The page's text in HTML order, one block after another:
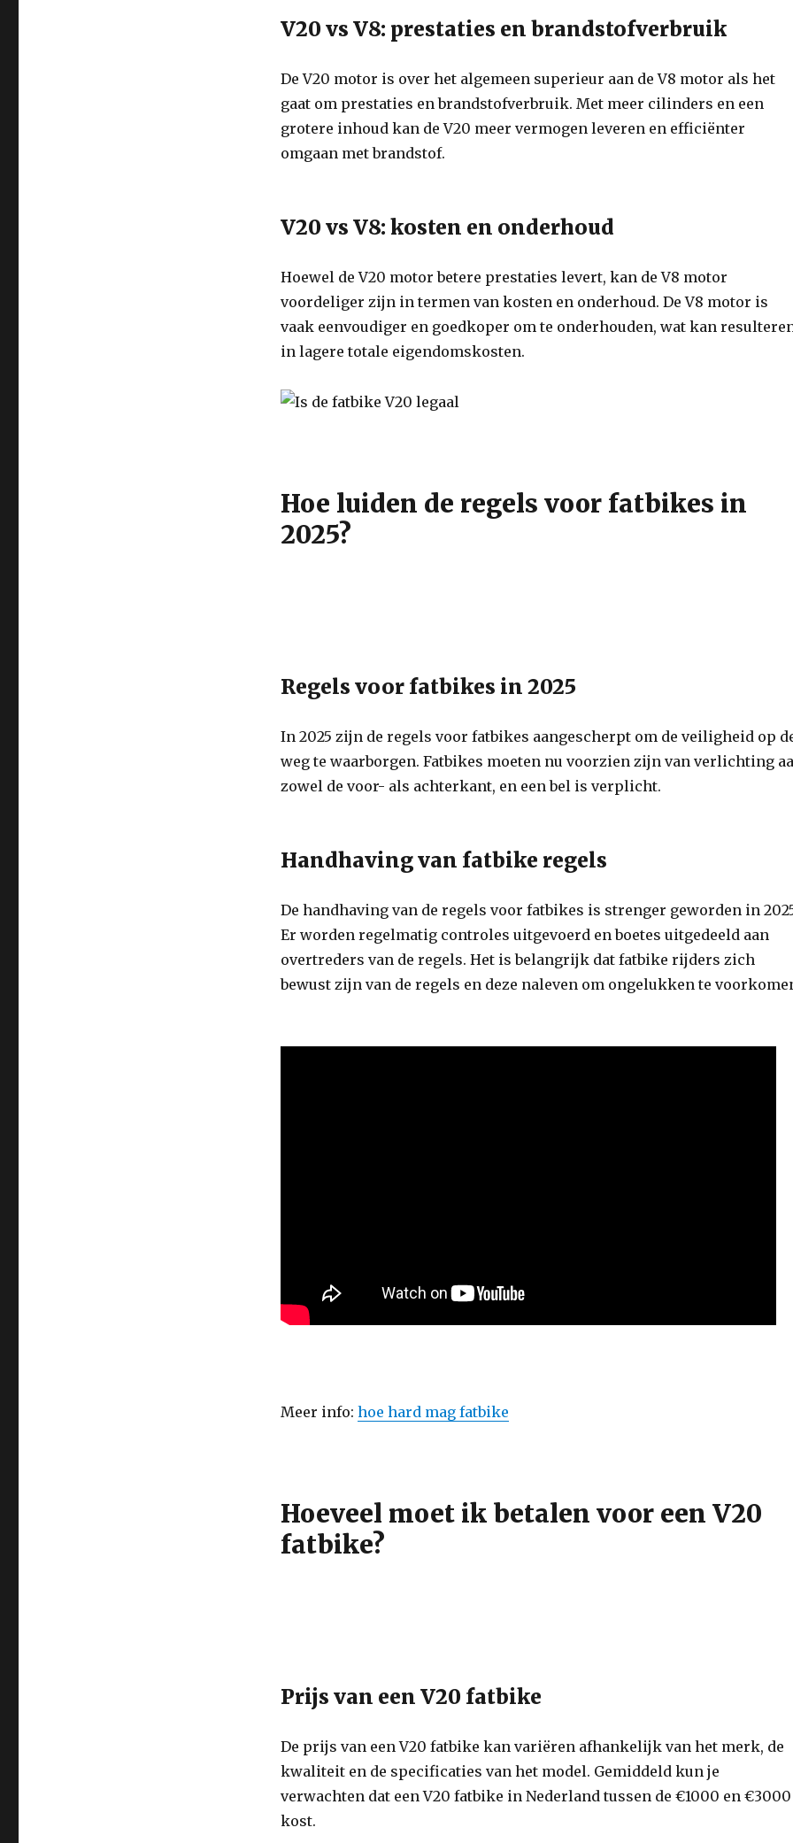
V20 vs V8: prestaties en brandstofverbruik
De V20 motor is over het algemeen superieur aan de V8 motor als het
gaat om prestaties en brandstofverbruik. Met meer cilinders en een
grotere inhoud kan de V20 meer vermogen leveren en efficiënter
omgaan met brandstof.
V20 vs V8: kosten en onderhoud
Hoewel de V20 motor betere prestaties levert, kan de V8 motor
voordeliger zijn in termen van kosten en onderhoud. De V8 motor is
vaak eenvoudiger en goedkoper om te onderhouden, wat kan
in lagere totale eigendomskosten.
Hoe luiden de regels voor fatbikes in
2025?
Regels voor fatbikes in 2025
In 2025 zijn de regels voor fatbikes aangescherpt om de veiligheid op
weg te waarborgen. Fatbikes moeten nu voorzien zijn van verlichting
zowel de voor- als achterkant, en een bel is verplicht.
Handhaving van fatbike regels
De handhaving van de regels voor fatbikes is strenger geworden in
Er worden regelmatig controles uitgevoerd en boetes uitgedeeld aan
overtreders van de regels. Het is belangrijk dat fatbike rijders zich
bewust zijn van de regels en deze naleven om ongelukken te
Meer info: hoe hard mag fatbike
Hoeveel moet ik betalen voor een V20
fatbike?
Prijs van een V20 fatbike
De prijs van een V20 fatbike kan variëren afhankelijk van het merk, de
kwaliteit en de specificaties van het model. Gemiddeld kun je
verwachten dat een V20 fatbike in Nederland tussen de €1000 en €3000
kost.